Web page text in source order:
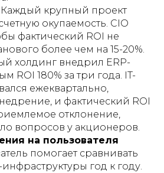
Каждый крупный проект
окупаемость. CIO
фактический ROI не
более чем на 15-20%.
холдинг внедрил ERP-
ROI 180% за три года. IT-
ежеквартально,
и фактический ROI
отклонение,
вопросов у акционеров.
на пользователя
помогает сравнивать
год к году.